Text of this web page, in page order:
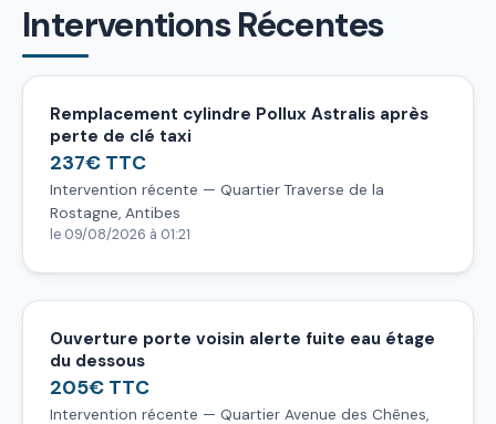
Interventions Récentes
Remplacement cylindre Pollux Astralis après
perte de clé taxi
237€ TTC
Intervention récente — Quartier Traverse de la
Rostagne, Antibes
le 09/08/2026 à 01:21
Ouverture porte voisin alerte fuite eau étage
du dessous
205€ TTC
Intervention récente — Quartier Avenue des Chênes,